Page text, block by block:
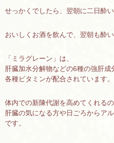
せっかくでしたら、翌朝に二日酔
おいしくお酒を飲んで、翌朝も酔
「ミラグレーン」は、
肝臓加水分解物などの6種の強肝成
各種ビタミンが配合されています。
体内での新陳代謝を高めてくれる
肝臓の気になる方や日ごろからア
です。